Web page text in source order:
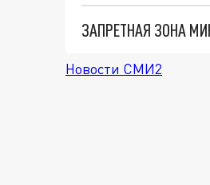
Новости СМИ2